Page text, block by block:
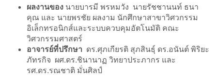
ผลงานของ นายบารมี พรหมวัง นายรัชชานนท์ ธนา
คุณ และ นายพรชัย ผลงาม นักศึกษาสาขาวิศวกรรม
อิเล็กทรอนิกส์และระบบควบคุมอัตโนมัติ คณะ
วิศวกรรมศาสตร์
อาจารย์ที่ปรึกษา ดร.ศุภเกียรติ สุภสินธุ์ ดร.อนันต์ พิริยะ
ภัทรกิจ ผศ.ดร.ชินานาฏ วิทยาประภากร และ
รศ.ดร.รณชาติ มั่นศิลป์